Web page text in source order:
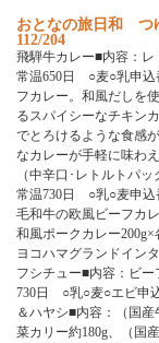
おとなの旅日和 つ
112/204
飛騨牛カ レー■内容 ： レ
常温650日 ○麦○乳申込
フカ レー。 和風だし を使
るスパイ シーなチキンカ
でと ろけるよ う な食感が
なカ レーが手軽に味わえ
（中辛口 ･ レ ト ル ト パッ
常温730日 ○乳○麦申込
毛和牛の欧風ビーフカ レ
和風ポーク カ レー200g×
ヨ コハマグラ ン ドイ ンタ
フシチュー■内容 ： ビー
730日 ○乳○麦○エ ビ申
＆ハヤシ■内容 ： （ 国 産
菜カ リ ー約180g、 （ 国 産